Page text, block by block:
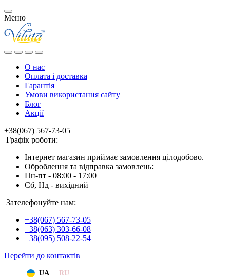
Меню
О нас
Оплата і доставка
Гарантія
Умови використання сайту
Блог
Акції
+38(067) 567-73-05
Графік роботи:
Інтернет магазин приймає замовлення цілодобово.
Оброблення та відправка замовлень:
Пн-пт - 08:00 - 17:00
Сб, Нд - вихідний
Зателефонуйте нам:
+38(067) 567-73-05
+38(063) 303-66-08
+38(095) 508-22-54
Перейти до контактів
UA | RU